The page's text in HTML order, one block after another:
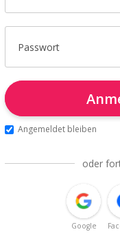
Passwort
Angemeldet bleiben
oder
Google